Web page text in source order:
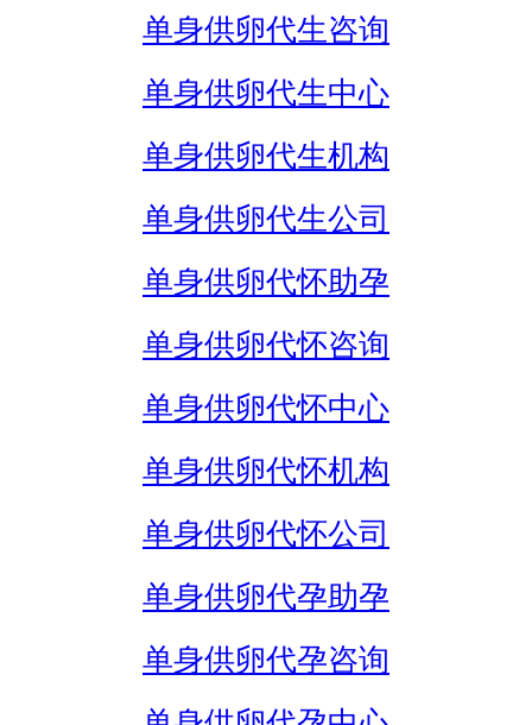
单身供卵代生咨询
单身供卵代生中心
单身供卵代生机构
单身供卵代生公司
单身供卵代怀助孕
单身供卵代怀咨询
单身供卵代怀中心
单身供卵代怀机构
单身供卵代怀公司
单身供卵代孕助孕
单身供卵代孕咨询